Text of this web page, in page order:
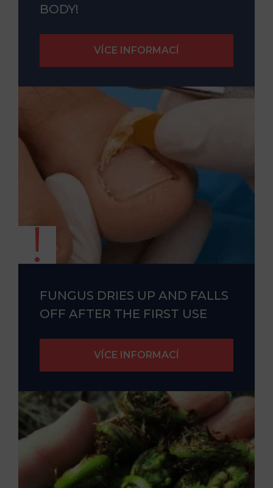
BODY!
FUNGUS DRIES UP AND FALLS
OFF AFTER THE FIRST USE